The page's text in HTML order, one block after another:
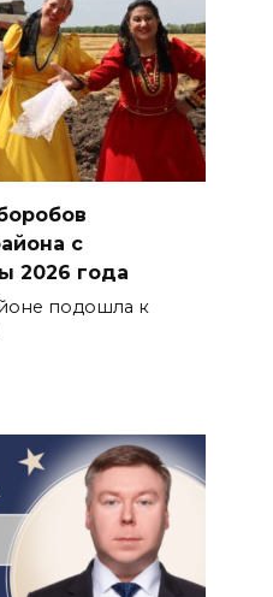
с
2026 года
подошла к